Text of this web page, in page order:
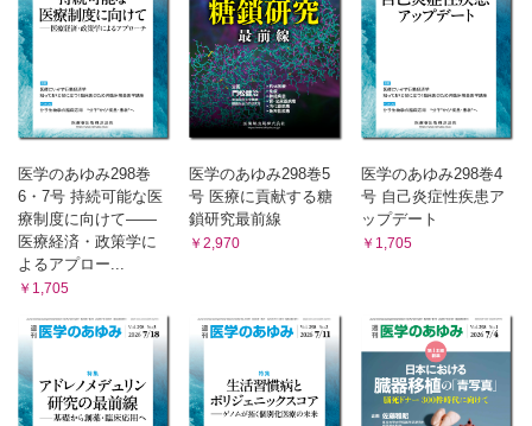
医学のあゆみ298巻
6・7号 持続可能な医
療制度に向けて――
医療経済・政策学に
よるアプロー...
￥1,705
医学のあゆみ298巻5
号 医療に貢献する糖
鎖研究最前線
￥2,970
医学のあゆみ298巻4
号 自己炎症性疾患ア
ップデート
￥1,705